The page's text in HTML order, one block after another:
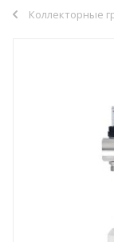
Коллекторные